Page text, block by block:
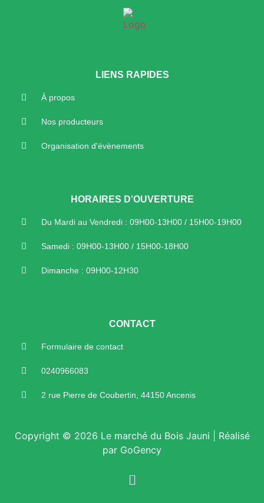
LIENS RAPIDES
À propos
Nos producteurs
Organisation d'évènements
HORAIRES D'OUVERTURE
Du Mardi au Vendredi : 09H00-13H00 / 15H00-19H00
Samedi : 09H00-13H00 / 15H00-18H00
Dimanche : 09H00-12H30
CONTACT
Formulaire de contact
0240966083
2 rue Pierre de Coubertin, 44150 Ancenis
Copyright © 2026 Le marché du Bois Jauni | Réalisé
par GoGency